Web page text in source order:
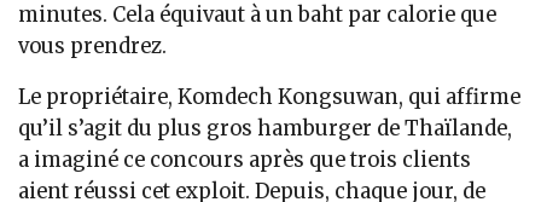
minutes. Cela équivaut à un baht par calorie que
vous prendrez.
Le propriétaire, Komdech Kongsuwan, qui affirme
qu’il s’agit du plus gros hamburger de Thaïlande,
a imaginé ce concours après que trois clients
aient réussi cet exploit. Depuis, chaque jour, de